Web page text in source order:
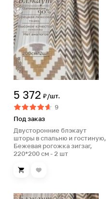
5 372 ₽/шт.
9
Под заказ
Двусторонние блэкаут
шторы в спальню и гостиную,
Бежевая рогожка зигзаг,
220*200 см - 2 шт